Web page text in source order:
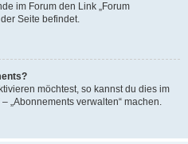
im Forum den Link „Forum
Seite befindet.
möchtest, so kannst du dies im
„Abonnements verwalten“ machen.